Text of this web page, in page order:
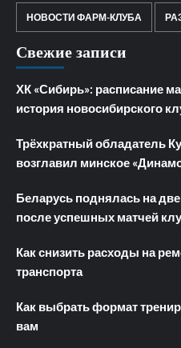
НОВОСТИ ФАРМ-КЛУБА
Свежие записи
ХК «Сибирь»: расписание
история новосибирского
Трёхкратный обладатель
возглавил минское
Беларусь поднялась на
после успешных матчей
Как снизить расходы на
транспорта
Как выбрать формат
вам